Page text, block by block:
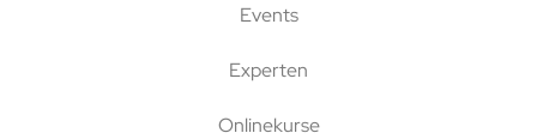
Events
Experten
Onlinekurse